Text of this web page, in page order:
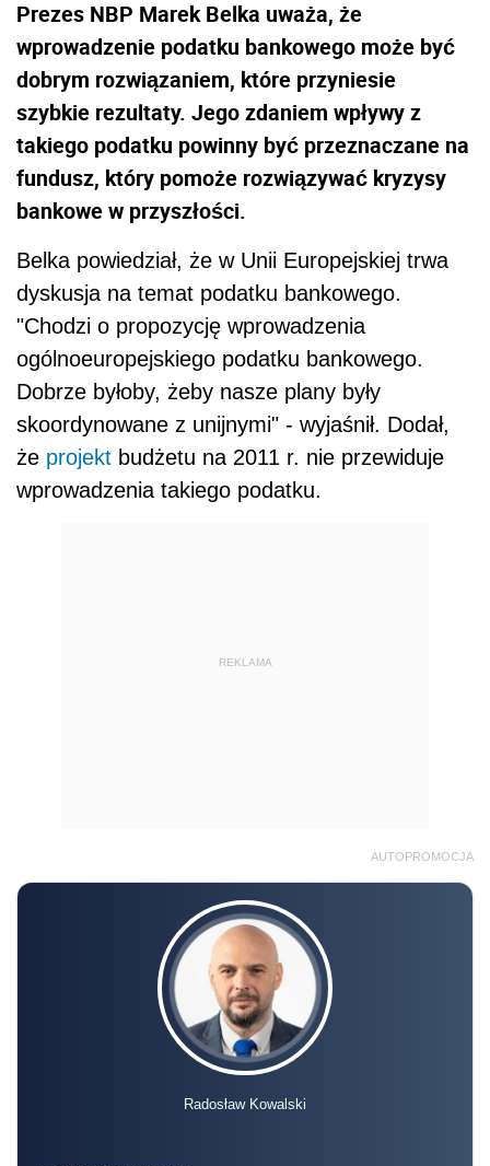
Prezes NBP Marek Belka uważa, że
wprowadzenie podatku bankowego może być
dobrym rozwiązaniem, które przyniesie
szybkie rezultaty. Jego zdaniem wpływy z
takiego podatku powinny być przeznaczane na
fundusz, który pomoże rozwiązywać kryzysy
bankowe w przyszłości.
Belka powiedział, że w Unii Europejskiej trwa
dyskusja na temat podatku bankowego.
"Chodzi o propozycję wprowadzenia
ogólnoeuropejskiego podatku bankowego.
Dobrze byłoby, żeby nasze plany były
skoordynowane z unijnymi" - wyjaśnił. Dodał,
że projekt budżetu na 2011 r. nie przewiduje
wprowadzenia takiego podatku.
REKLAMA
AUTOPROMOCJA
Radosław Kowalski